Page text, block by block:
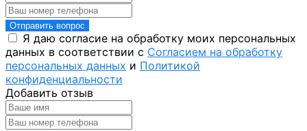
Отправить вопрос
Я даю согласие на обработку моих персональных
данных в соответствии с Согласием на обработку
персональных данных и Политикой
конфиденциальности
Добавить отзыв